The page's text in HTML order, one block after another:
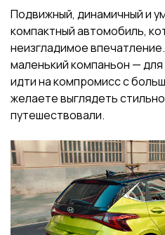
Подвижный, динамичный и
компактный автомобиль,
неизгладимое
маленький компаньон — для
идти на компромисс с
желаете выглядеть
путешествовали.